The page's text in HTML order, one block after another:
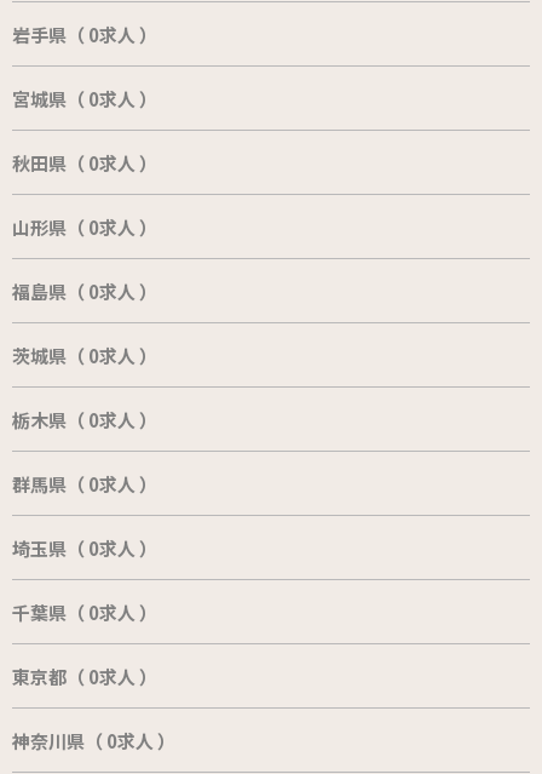
岩手県（ 0求人 ）
宮城県（ 0求人 ）
秋田県（ 0求人 ）
山形県（ 0求人 ）
福島県（ 0求人 ）
茨城県（ 0求人 ）
栃木県（ 0求人 ）
群馬県（ 0求人 ）
埼玉県（ 0求人 ）
千葉県（ 0求人 ）
東京都（ 0求人 ）
神奈川県（ 0求人 ）